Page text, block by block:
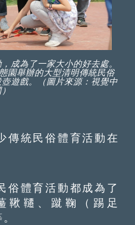
成為了一家大小的好去處。
園舉辦的大型清明傳統民俗
遊戲。（圖片來源：視覺中
統民俗體育活動在
體育活動都成為了
鞦韆、蹴鞠（踢足